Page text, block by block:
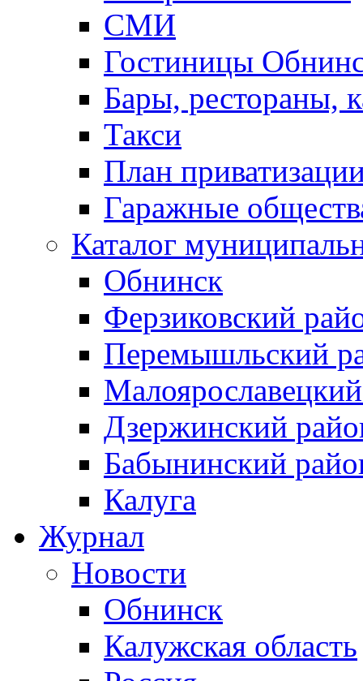
СМИ
Гостиницы
Бары, рестораны,
Такси
План
Гаражные
Каталог
Обнинск
Ферзиковский
Перемышльский
Дзержинский
Бабынинский
Калуга
Журнал
Новости
Обнинск
Калужская область